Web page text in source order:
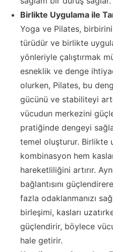
Birlikte Uygulama ile
Yoga ve Pilates,
türüdür ve birlikte
yönleriyle çalıştırmak
esneklik ve denge
olurken, Pilates, bu
gücünü ve stabiliteyi
vücudun merkezini
pratiğinde dengeyi
temel oluşturur. Birlikte
kombinasyon hem
hareketliliğini artırır.
bağlantısını
fazla odaklanmanızı
birleşimi, kasları
güçlendirir, böylece
hale getirir.